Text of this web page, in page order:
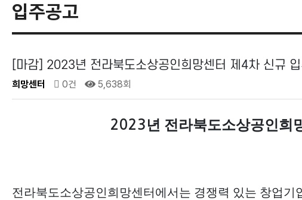
입주공고
[마감] 2023년 전라북도소상공인희망센터 제4차 신규
희망센터 0건 5,638회
2023 년 전라북도소상공인희
전라북도소상공인희망센터에서는 경쟁력 있는 창업